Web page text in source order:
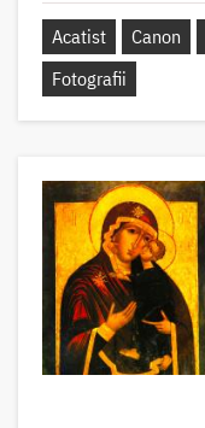
Acatist Canon
Fotografii